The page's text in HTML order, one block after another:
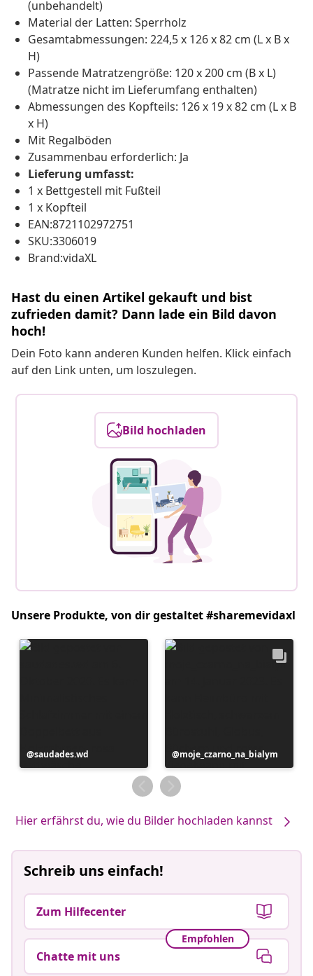
(unbehandelt)
Material der Latten: Sperrholz
Gesamtabmessungen: 224,5 x 126 x 82 cm (L x B x
H)
Passende Matratzengröße: 120 x 200 cm (B x L)
(Matratze nicht im Lieferumfang enthalten)
Abmessungen des Kopfteils: 126 x 19 x 82 cm (L x B
x H)
Mit Regalböden
Zusammenbau erforderlich: Ja
Lieferung umfasst:
1 x Bettgestell mit Fußteil
1 x Kopfteil
EAN:8721102972751
SKU:3306019
Brand:vidaXL
Hast du einen Artikel gekauft und bist
zufrieden damit? Dann lade ein Bild davon
hoch!
Dein Foto kann anderen Kunden helfen. Klick einfach
auf den Link unten, um loszulegen.
Bild hochladen
Unsere Produkte, von dir gestaltet #sharemevidaxl
Beitrag
veröffentlicht
saudades.wd
Beitrag
veröffentlicht
von
moje_czarno_na_bialym
Hier erfährst du, wie du Bilder hochladen kannst
Schreib uns einfach!
Zum Hilfecenter
Empfohlen
Chatte mit uns